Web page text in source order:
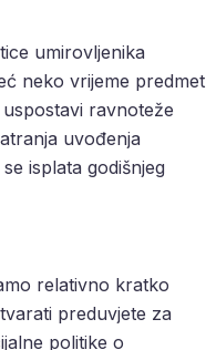
umirovljenika
neko vrijeme predmet
ravnoteže
uvođenja
isplata godišnjeg
relativno kratko
preduvjete za
politike o